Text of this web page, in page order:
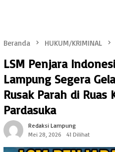
Beranda HUKUM/KRIMINAL
LSM Penjara
Lampung Segera
Rusak Parah di Ruas
Pardasuka
Redaksi Lampung
Mei 28, 2026
41 Dilihat